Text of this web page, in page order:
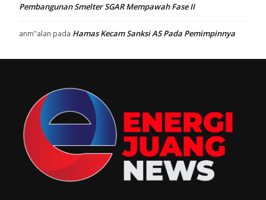
Pembangunan Smelter SGAR Mempawah Fase II
anm"alan pada Hamas Kecam Sanksi AS Pada Pemimpinnya